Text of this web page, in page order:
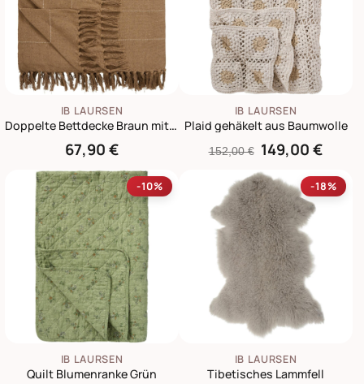
IB LAURSEN
Doppelte Bettdecke Braun mit Streifen 240x240 cm
67,90 €
IB LAURSEN
Plaid gehäkelt aus Baumwolle
152,00 € 149,00 €
-10%
IB LAURSEN
Quilt Blumenranke Grün
-18%
IB LAURSEN
Tibetisches Lammfell